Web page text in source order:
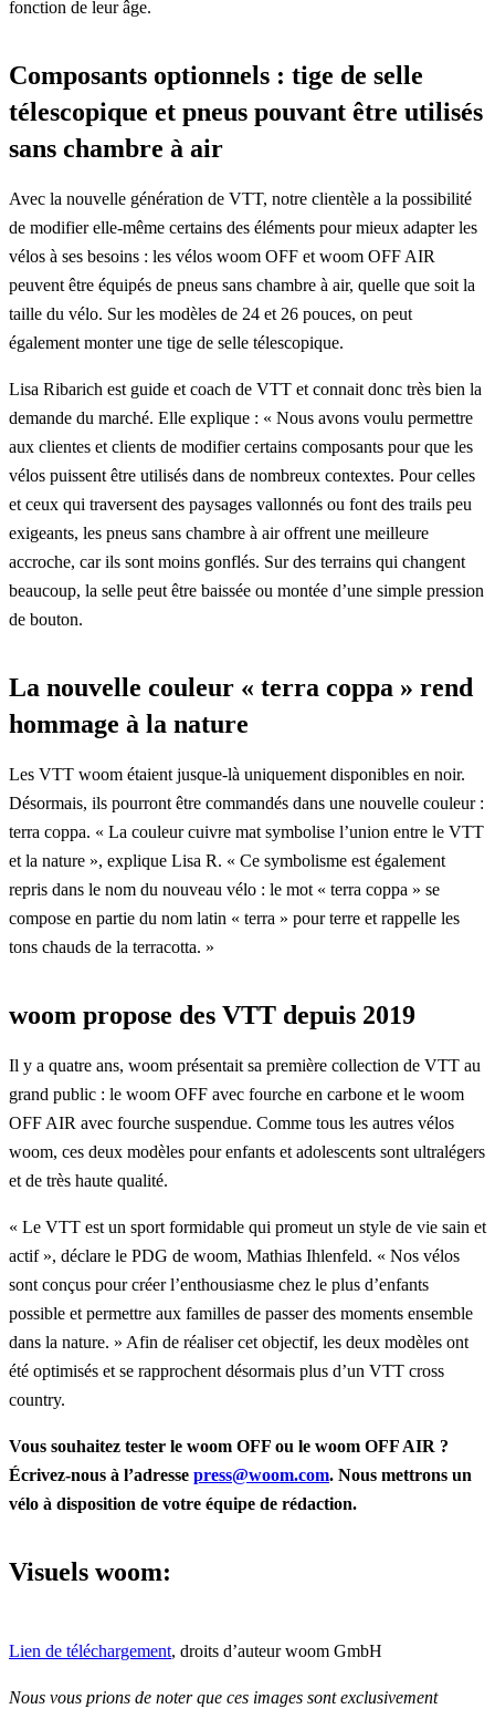
fonction de leur âge.
Composants optionnels : tige de selle
télescopique et pneus pouvant être utilisés
sans chambre à air
Avec la nouvelle génération de VTT, notre clientèle a la possibilité
de modifier elle-même certains des éléments pour mieux adapter les
vélos à ses besoins : les vélos woom OFF et woom OFF AIR
peuvent être équipés de pneus sans chambre à air, quelle que soit la
taille du vélo. Sur les modèles de 24 et 26 pouces, on peut
également monter une tige de selle télescopique.
Lisa Ribarich est guide et coach de VTT et connait donc très bien la
demande du marché. Elle explique : « Nous avons voulu permettre
aux clientes et clients de modifier certains composants pour que les
vélos puissent être utilisés dans de nombreux contextes. Pour celles
et ceux qui traversent des paysages vallonnés ou font des trails peu
exigeants, les pneus sans chambre à air offrent une meilleure
accroche, car ils sont moins gonflés. Sur des terrains qui changent
beaucoup, la selle peut être baissée ou montée d’une simple pression
de bouton.
La nouvelle couleur « terra coppa » rend
hommage à la nature
Les VTT woom étaient jusque-là uniquement disponibles en noir.
Désormais, ils pourront être commandés dans une nouvelle couleur :
terra coppa. « La couleur cuivre mat symbolise l’union entre le VTT
et la nature », explique Lisa R. « Ce symbolisme est également
repris dans le nom du nouveau vélo : le mot « terra coppa » se
compose en partie du nom latin « terra » pour terre et rappelle les
tons chauds de la terracotta. »
woom propose des VTT depuis 2019
Il y a quatre ans, woom présentait sa première collection de VTT au
grand public : le woom OFF avec fourche en carbone et le woom
OFF AIR avec fourche suspendue. Comme tous les autres vélos
woom, ces deux modèles pour enfants et adolescents sont ultralégers
et de très haute qualité.
« Le VTT est un sport formidable qui promeut un style de vie sain et
actif », déclare le PDG de woom, Mathias Ihlenfeld. « Nos vélos
sont conçus pour créer l’enthousiasme chez le plus d’enfants
possible et permettre aux familles de passer des moments ensemble
dans la nature. » Afin de réaliser cet objectif, les deux modèles ont
été optimisés et se rapprochent désormais plus d’un VTT cross
country.
Vous souhaitez tester le woom OFF ou le woom OFF AIR ?
Écrivez-nous à l’adresse press@woom.com. Nous mettrons un
vélo à disposition de votre équipe de rédaction.
Visuels woom:
Lien de téléchargement, droits d’auteur woom GmbH
Nous vous prions de noter que ces images sont exclusivement